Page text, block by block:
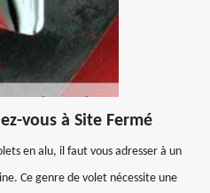
vous à Site Fermé
en alu, il faut vous adresser à un
Ce genre de volet nécessite une